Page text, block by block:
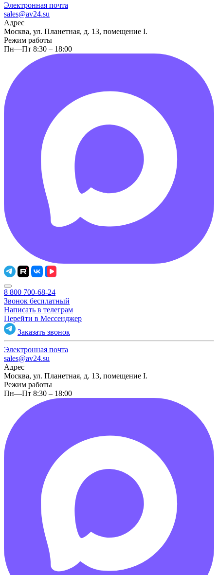
Электронная почта
sales@av24.su
Адрес
Москва, ул. Планетная, д. 13, помещение I.
Режим работы
Пн—Пт 8:30 – 18:00
8 800 700-68-24
Звонок бесплатный
Написать в телеграм
Перейти в Мессенджер
Заказать звонок
Электронная почта
sales@av24.su
Адрес
Москва, ул. Планетная, д. 13, помещение I.
Режим работы
Пн—Пт 8:30 – 18:00